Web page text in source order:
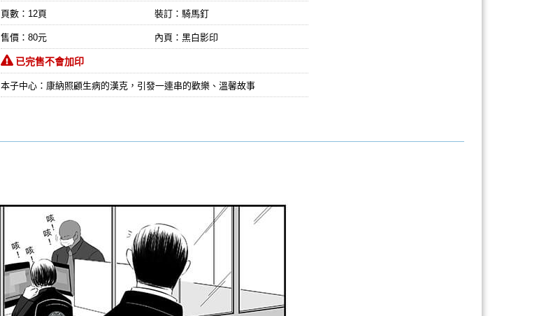
頁數：12頁 裝訂：騎馬釘
售價：80元 內頁：黑白影印
已完售不會加印
本子中心：康納照顧生病的漢克，引發一連串的歡樂、溫馨故事